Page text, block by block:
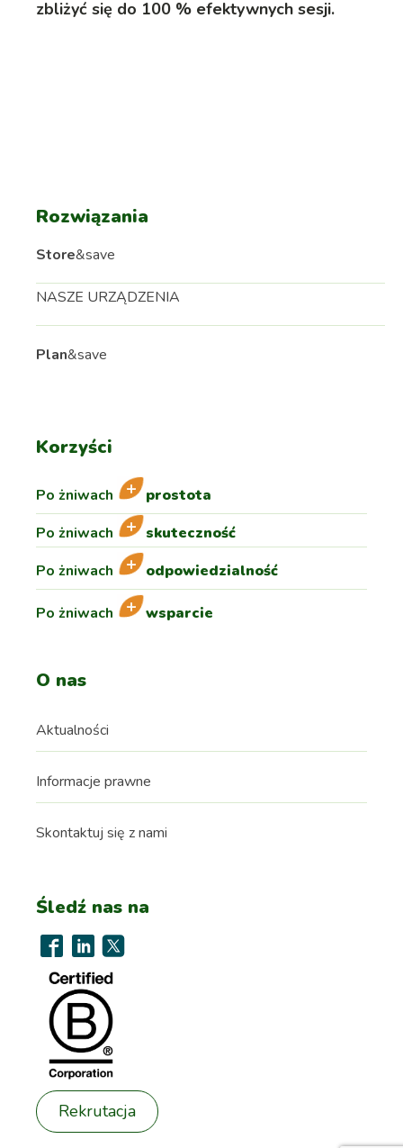
zbliżyć się do 100 % efektywnych sesji.
Rozwiązania
Store&save
NASZE URZĄDZENIA
Plan&save
Korzyści
Po żniwach
prostota
Po żniwach
skuteczność
Po żniwach
odpowiedzialność
Po żniwach wsparcie
O nas
Aktualności
Informacje prawne
Skontaktuj się z nami
Śledź nas na
Rekrutacja